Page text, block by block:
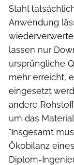
Stahl
Anwendung
lassen nur
ursprüngliche
mehr erreicht,
eingesetzt
andere
um das
"Insgesamt
Ökobilanz
Diplom-